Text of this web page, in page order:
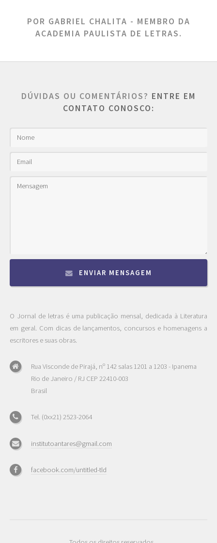
POR GABRIEL CHALITA - MEMBRO DA
ACADEMIA PAULISTA DE LETRAS.
DÚVIDAS OU COMENTÁRIOS? ENTRE EM
CONTATO CONOSCO:
ENVIAR MENSAGEM
O Jornal de letras é uma publicação mensal, dedicada à Literatura
em geral. Com dicas de lançamentos, concursos e homenagens a
escritores e suas obras.
Rua Visconde de Pirajá, nº 142 salas 1201 a 1203 - Ipanema
Rio de Janeiro / RJ CEP 22410-003
Brasil
Tel. (0xx21) 2523-2064
institutoantares@gmail.com
facebook.com/untitled-tld